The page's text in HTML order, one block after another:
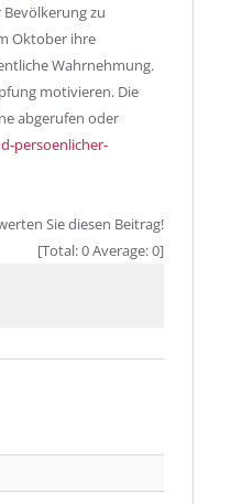
zu
Oktober ihre
Wahrnehmung.
motivieren. Die
abgerufen oder
persoenlicher-
Sie diesen Beitrag!
[Total:0Average:0]